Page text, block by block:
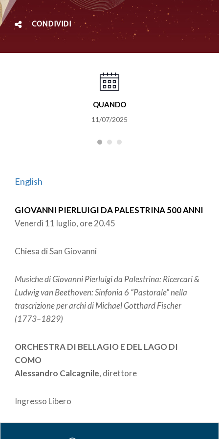
CONDIVIDI
QUANDO
11/07/2025
English
GIOVANNI PIERLUIGI DA PALESTRINA 500 ANNI
Venerdì 11 luglio, ore 20.45
Chiesa di San Giovanni
Musiche di Giovanni Pierluigi da Palestrina: Ricercari &
Ludwig van Beethoven: Sinfonia 6 “Pastorale”nella
trascrizione per archidi Michael Gotthard Fischer
(1773–1829)
ORCHESTRA DI BELLAGIO E DEL LAGO DI
COMO
Alessandro Calcagnile, direttore
Ingresso Libero